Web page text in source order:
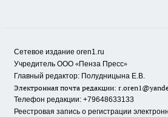
Сетевое издание oren1.ru
Учредитель ООО «Пенза Пресс»
Главный редактор: Полудницына Е.В.
Электронная почта редакции:
Телефон редакции: +79648633133
Реестровая запись о регистрации